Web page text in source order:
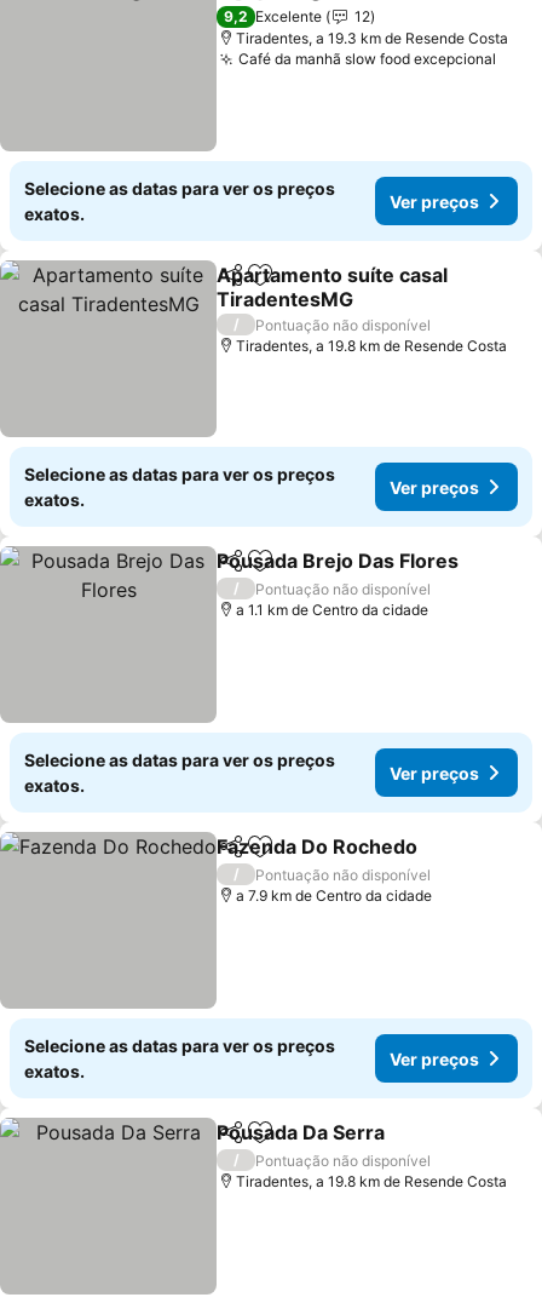
9,2 Excelente
12
Tiradentes, a 19.3 km de Resende Costa
Café da manhã slow food excepcional
Selecione as datas para ver os preços
exatos.
Ver preços
PartilharAdicionar aos favoritos
Apartamento suíte casal
TiradentesMG
/
Pontuação não disponível
Tiradentes, a 19.8 km de Resende Costa
Selecione as datas para ver os preços
exatos.
Ver preços
PartilharAdicionar aos favoritos
Pousada Brejo Das Flores
/
Pontuação não disponível
a 1.1 km de Centro da cidade
Selecione as datas para ver os preços
exatos.
Ver preços
PartilharAdicionar aos favoritos
Fazenda Do Rochedo
/
Pontuação não disponível
a 7.9 km de Centro da cidade
Selecione as datas para ver os preços
exatos.
Ver preços
PartilharAdicionar aos favoritos
Pousada Da Serra
/
Pontuação não disponível
Tiradentes, a 19.8 km de Resende Costa